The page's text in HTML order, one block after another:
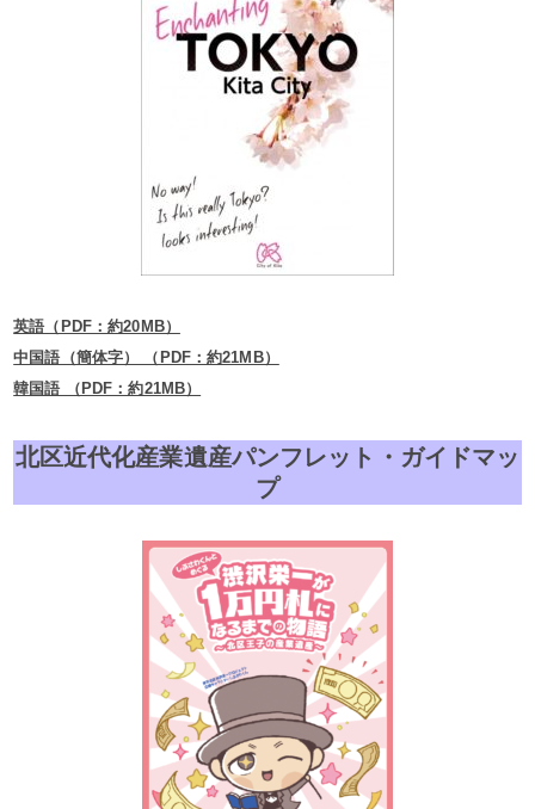
英語（PDF：約20MB）
中国語（簡体字） （PDF：約21MB）
韓国語 （PDF：約21MB）
北区近代化産業遺産パンフレット・ガイドマッ
プ